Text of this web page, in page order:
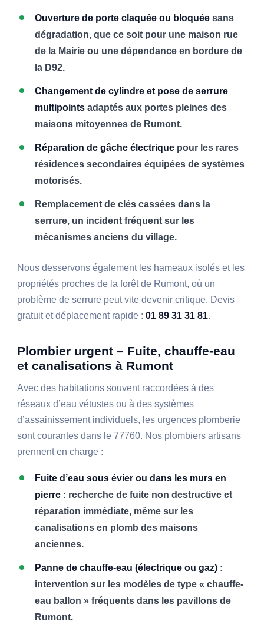
Ouverture de porte claquée ou bloquée sans
dégradation, que ce soit pour une maison rue
de la Mairie ou une dépendance en bordure de
la D92.
Changement de cylindre et pose de serrure
multipoints adaptés aux portes pleines des
maisons mitoyennes de Rumont.
Réparation de gâche électrique pour les rares
résidences secondaires équipées de systèmes
motorisés.
Remplacement de clés cassées dans la
serrure, un incident fréquent sur les
mécanismes anciens du village.
Nous desservons également les hameaux isolés et les
propriétés proches de la forêt de Rumont, où un
problème de serrure peut vite devenir critique. Devis
gratuit et déplacement rapide :01 89 31 31 81.
Plombier urgent – Fuite, chauffe-eau
et canalisations à Rumont
Avec des habitations souvent raccordées à des
réseaux d’eau vétustes ou à des systèmes
d’assainissement individuels, les urgences plomberie
sont courantes dans le 77760. Nos plombiers artisans
prennent en charge :
Fuite d’eau sous évier ou dans les murs en
pierre : recherche de fuite non destructive et
réparation immédiate, même sur les
canalisations en plomb des maisons
anciennes.
Panne de chauffe-eau (électrique ou gaz) :
intervention sur les modèles de type « chauffe-
eau ballon » fréquents dans les pavillons de
Rumont.